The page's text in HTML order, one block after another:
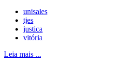
unisales
tjes
justica
vitória
Leia mais ...